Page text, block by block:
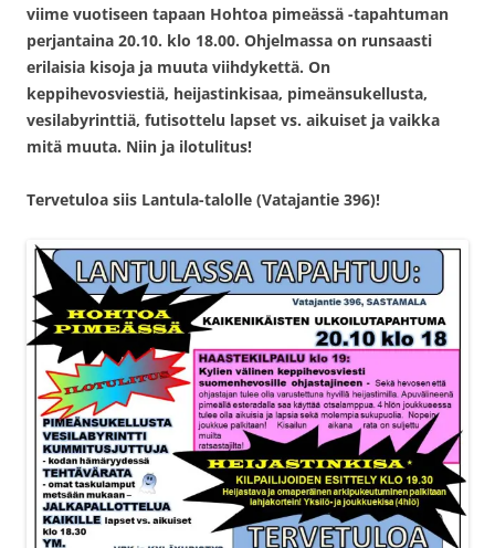
viime vuotiseen tapaan Hohtoa pimeässä -tapahtuman
perjantaina 20.10. klo 18.00. Ohjelmassa on runsaasti
erilaisia kisoja ja muuta viihdykettä. On
keppihevosviestiä, heijastinkisaa, pimeänsukellusta,
vesilabyrinttiä, futisottelu lapset vs. aikuiset ja vaikka
mitä muuta. Niin ja ilotulitus!
Tervetuloa siis Lantula-talolle (Vatajantie 396)!